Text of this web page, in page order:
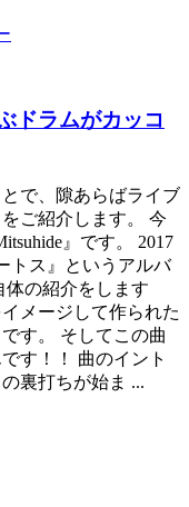
ドラムがカッコ
で、隙あらばライブ
ご紹介します。 今
』です。 2017
トス』というアルバ
体の紹介をします
メージして作られた
す。 そしてこの曲
す！！ 曲のイント
裏打ちが始ま ...